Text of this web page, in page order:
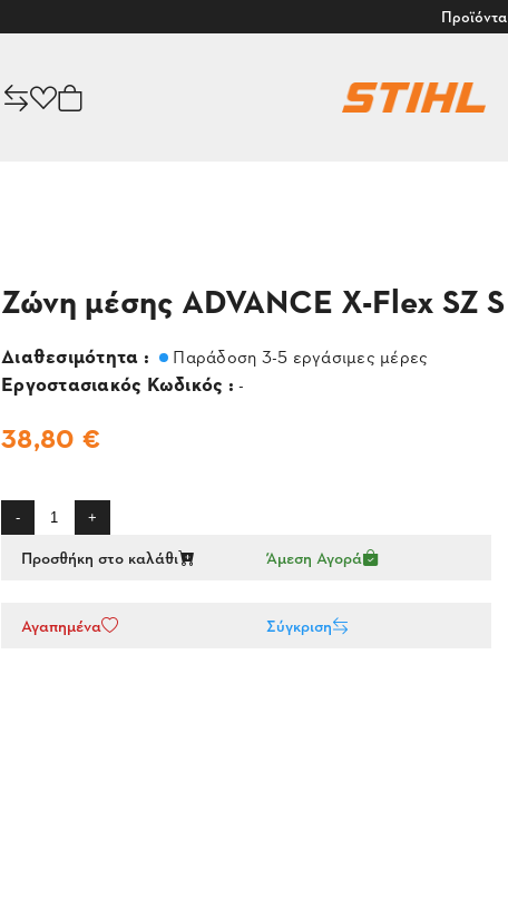
Προϊόντα
Ζώνη μέσης ADVANCE X-Flex SZ S
Διαθεσιμότητα : Παράδοση 3-5 εργάσιμες μέρες
Εργοστασιακός Κωδικός : -
38,80 €
- +
Προσθήκη στο καλάθι Άμεση Αγορά
Αγαπημένα Σύγκριση